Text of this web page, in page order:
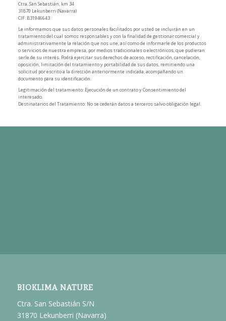
Ctra. San Sebastián, km 34
31870 Lekunberri (Navarra)
CIF: B31946643
Le informamos que sus datos personales facilitados por usted se incluirán en un
tratamiento del cual somos responsables y con la finalidad de gestionar comercial y
administrativamente la relación que nos une, así como de informarle de los productos
o servicios de nuestra empresa, por medios tradicionales o electrónicos, que pudieran
serle de su interés. Podrá ejercitar sus derechos de acceso, rectificación, cancelación,
oposición, limitación del tratamiento y portabilidad de sus datos, remitiendo una
solicitud por escrito a la dirección anteriormente indicada, acompañando un
documento para su identificación.
Legitimación del tratamiento: Ejecución de un contrato y Consentimiento del
interesado.
Destinatarios del Tratamiento: No se cederán datos a terceros salvo obligación legal.
BIOKLIMA NATURE
Ctra. San Sebastián S/N
31870 Lekunberri (Navarra)